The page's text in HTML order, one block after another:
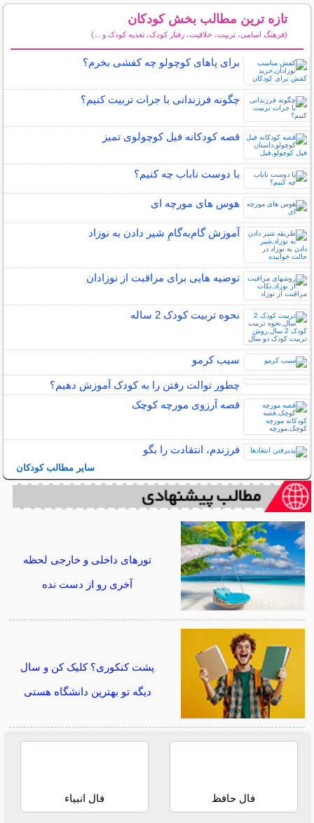
تازه ترین مطالب بخش کودکان
(فرهنگ اسامی، تربیت، خلاقیت، رفتار کودک، تغذیه کودک و ...)
برای پاهای کوچولو چه کفشی بخرم؟
چگونه فرزندانی با جرات تربیت کنیم؟
قصه کودکانه فیل کوچولوی تمیز
با دوست ناباب چه کنیم؟
هوس های مورچه ای
آموزش گام‌به‌گامِ شیر دادن به نوزاد
توصیه هایی برای مراقبت از نوزادان
نحوه تربیت کودک 2 ساله
سیب کرمو
چطور توالت رفتن را به کودک آموزش دهیم؟
قصه آرزوی مورچه کوچک
فرزندم، انتقادت را بگو
سایر مطالب کودکان
تورهای داخلی و خارجی لحظه
آخری رو از دست نده
پشت کنکوری؟ کلیک کن و سال
دیگه تو بهترین دانشگاه هستی
فال حافظ فال انبیاء